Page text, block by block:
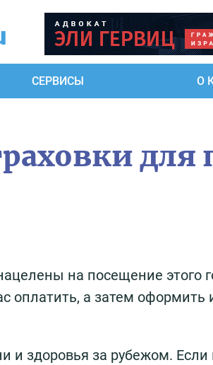
СЕРВИСЫ О
для
на посещение этого
а затем оформить
и здоровья за рубежом. Если